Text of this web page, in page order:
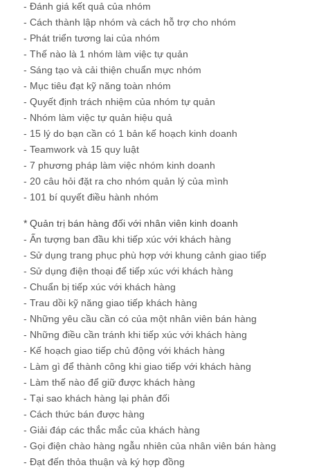
- Đánh giá kết quả của nhóm
- Cách thành lập nhóm và cách hỗ trợ cho nhóm
- Phát triển tương lai của nhóm
- Thế nào là 1 nhóm làm việc tự quản
- Sáng tạo và cải thiện chuẩn mực nhóm
- Mục tiêu đạt kỹ năng toàn nhóm
- Quyết định trách nhiệm của nhóm tự quản
- Nhóm làm việc tự quản hiệu quả
- 15 lý do bạn cần có 1 bản kế hoạch kinh doanh
- Teamwork và 15 quy luật
- 7 phương pháp làm việc nhóm kinh doanh
- 20 câu hỏi đặt ra cho nhóm quản lý của mình
- 101 bí quyết điều hành nhóm
* Quản trị bán hàng đối với nhân viên kinh doanh
- Ấn tượng ban đầu khi tiếp xúc với khách hàng
- Sử dụng trang phục phù hợp với khung cảnh giao tiếp
- Sử dụng điện thoại để tiếp xúc với khách hàng
- Chuẩn bị tiếp xúc với khách hàng
- Trau dồi kỹ năng giao tiếp khách hàng
- Những yêu cầu cần có của một nhân viên bán hàng
- Những điều cần tránh khi tiếp xúc với khách hàng
- Kế hoạch giao tiếp chủ động với khách hàng
- Làm gì để thành công khi giao tiếp với khách hàng
- Làm thế nào để giữ được khách hàng
- Tại sao khách hàng lại phản đối
- Cách thức bán được hàng
- Giải đáp các thắc mắc của khách hàng
- Gọi điện chào hàng ngẫu nhiên của nhân viên bán hàng
- Đạt đến thỏa thuận và ký hợp đồng